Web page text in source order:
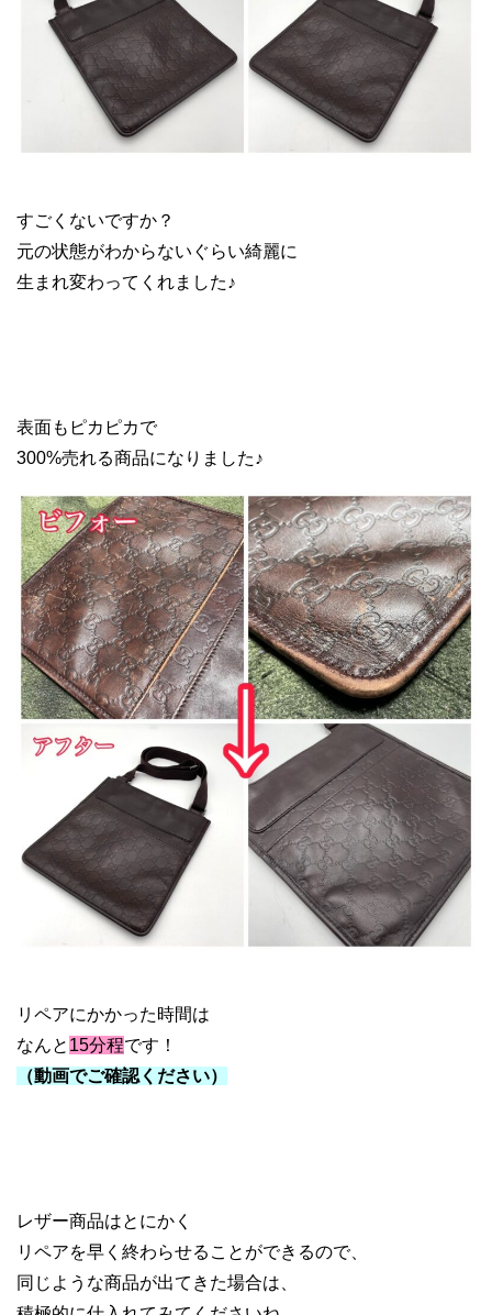
すごくないですか？
元の状態がわからないぐらい綺麗に
生まれ変わってくれました♪
表面もピカピカで
300%売れる商品になりました♪
リペアにかかった時間は
なんと 15分程です！
（動画でご確認ください）
レザー商品はとにかく
リペアを早く終わらせることができるので、
同じような商品が出てきた場合は、